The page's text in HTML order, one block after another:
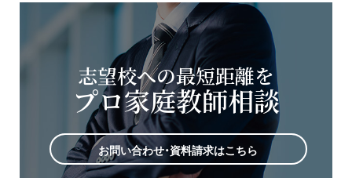
志望校への最短距離を
プロ家庭教師相談
お問い合わせ・資料請求はこちら